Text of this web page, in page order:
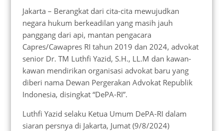
Jakarta – Berangkat dari cita-cita mewujudkan
negara hukum berkeadilan yang masih jauh
panggang dari api, mantan pengacara
Capres/Cawapres RI tahun 2019 dan 2024, advokat
senior Dr. TM Luthfi Yazid, S.H., LL.M dan kawan-
kawan mendirikan organisasi advokat baru yang
diberi nama Dewan Pergerakan Advokat Republik
Indonesia, disingkat “DePA-RI”.
Luthfi Yazid selaku Ketua Umum DePA-RI dalam
siaran persnya di Jakarta, Jumat (9/8/2024)